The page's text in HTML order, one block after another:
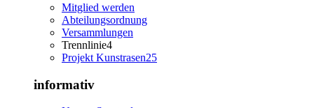
Mitglied werden
Abteilungsordnung
Versammlungen
Trennlinie4
Projekt Kunstrasen25
informativ